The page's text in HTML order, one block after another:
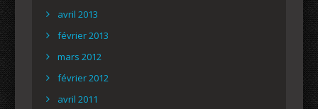
avril 2013
février 2013
mars 2012
février 2012
avril 2011